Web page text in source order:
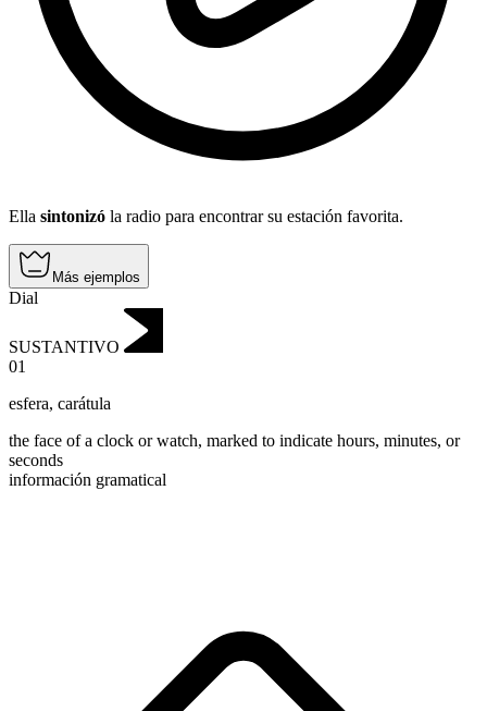
Ella sintonizó la radio para encontrar su estación favorita.
Más ejemplos
Dial
SUSTANTIVO
01
esfera, carátula
the face of a clock or watch, marked to indicate hours, minutes, or
seconds
información gramatical